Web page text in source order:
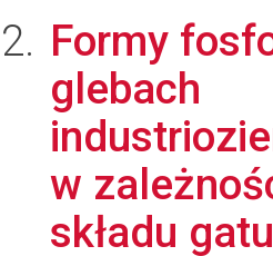
Formy
glebach
w
składu